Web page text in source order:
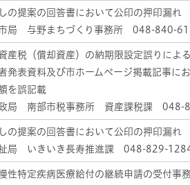
の提案の回答書において公印の押印漏れ
市局 与野まちづくり事務所 048-840-
産税（償却資産）の納期限設定誤りによ
発表資料及び市ホームページ掲載記事に
を誤記載
政局 南部市税事務所 資産課税課 048-
の提案の回答書において公印の押印漏れ
祉局 いきいき長寿推進課 048-829-1284
性特定疾病医療給付の継続申請の受付事